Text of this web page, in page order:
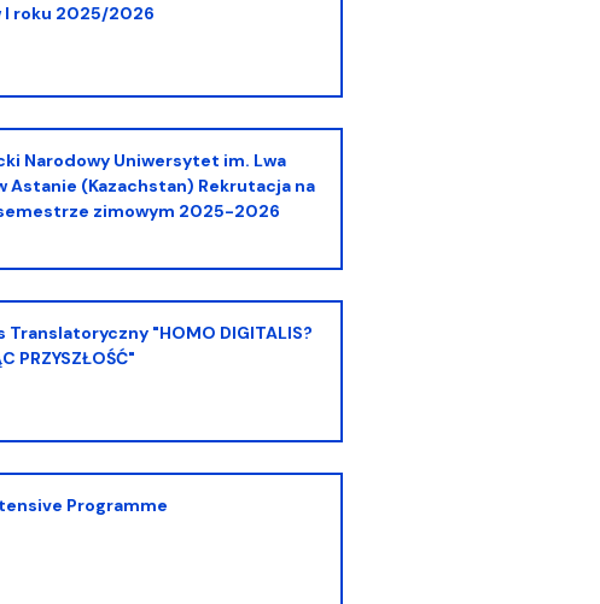
roku 2025/2026
Astanie (Kazachstan) Rekrutacja na
zimowym 2025-2026
PRZYSZŁOŚĆ"
Programme